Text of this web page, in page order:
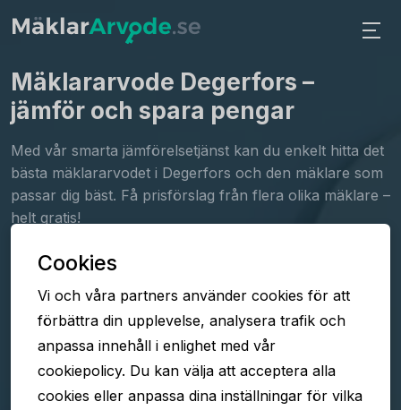
Mäklararvode Degerfors –
jämför och spara pengar
Med vår smarta jämförelsetjänst kan du enkelt hitta det
bästa mäklararvodet i Degerfors och den mäklare som
passar dig bäst. Få prisförslag från flera olika mäklare –
helt gratis!
Fyll i formuläret
Jämför arvoden
Välj mäklare
Cookies
Vi och våra partners använder cookies för att
förbättra din upplevelse, analysera trafik och
anpassa innehåll i enlighet med vår
cookiepolicy. Du kan välja att acceptera alla
cookies eller anpassa dina inställningar för vilka